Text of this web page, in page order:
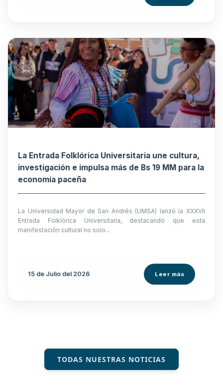
La Entrada Folklórica Universitaria une cultura,
investigación e impulsa más de Bs 19 MM para la
economía paceña
La Universidad Mayor de San Andrés (UMSA) lanzó la XXXVII
Entrada Folklórica Universitaria, destacando que esta
manifestación cultural no solo...
15 de Julio del 2026 Leer más
TODAS NUESTRAS NOTICIAS